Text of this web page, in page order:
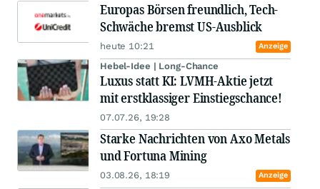
Europas Börsen freundlich, Tech-
Schwäche bremst US-Ausblick
heute 10:21 Anzeige
Hebel-Idee | Long-Chance
Luxus statt KI: LVMH-Aktie jetzt
mit erstklassiger Einstiegschance!
07.07.26, 19:28
Starke Nachrichten von Axo Metals
und Fortuna Mining
03.08.26, 18:19 Anzeige